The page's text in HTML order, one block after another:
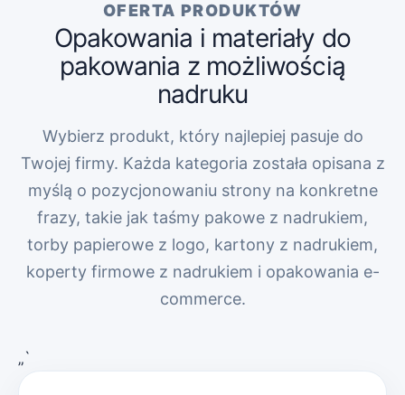
OFERTA PRODUKTÓW
Opakowania i materiały do
pakowania z możliwością
nadruku
Wybierz produkt, który najlepiej pasuje do
Twojej firmy. Każda kategoria została opisana z
myślą o pozycjonowaniu strony na konkretne
frazy, takie jak taśmy pakowe z nadrukiem,
torby papierowe z logo, kartony z nadrukiem,
koperty firmowe z nadrukiem i opakowania e-
commerce.
„`